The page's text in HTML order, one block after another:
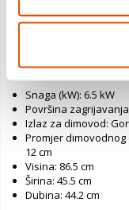
Alfa peć ELITA 2 ECO
Snaga (kW): 6.5 kW
Površina
Izlaz za dimovod:
Promjer dimovodnog
12 cm
Visina: 86.5 cm
Širina: 45.5 cm
Dubina: 44.2 cm